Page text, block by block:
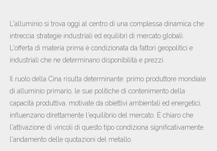
L'alluminio si trova oggi al centro di una complessa dinamica che
intreccia strategie industriali ed equilibri di mercato globali.
L'offerta di materia prima è condizionata da fattori geopolitici e
industriali che ne determinano disponibilità e prezzi.
Il ruolo della Cina risulta determinante: primo produttore mondiale
di alluminio primario, le sue politiche di contenimento della
capacità produttiva, motivate da obiettivi ambientali ed energetici,
influenzano direttamente l'equilibrio del mercato. È chiaro che
l'attivazione di vincoli di questo tipo condiziona significativamente
l'andamento delle quotazioni del metallo.